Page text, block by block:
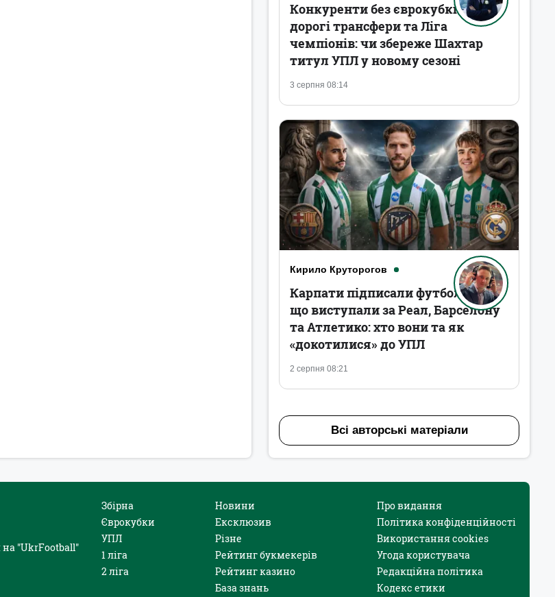
3 серпня 08:14
Конкуренти без єврокубків,
дорогі трансфери та Ліга
чемпіонів: чи збереже Шахтар
титул УПЛ у новому сезоні
Кирило Круторогов
2 серпня 08:21
Карпати підписали футболістів,
що виступали за Реал, Барселону
та Атлетико: хто вони та як
«докотилися» до УПЛ
Всі авторські матеріали
"UkrFootball"
Збірна
Єврокубки
УПЛ
1 ліга
2 ліга
Новини
Ексклюзив
Різне
Рейтинг букмекерів
Рейтинг казино
База знань
Про видання
Політика конфіденційності
Використання cookies
Угода користувача
Редакційна політика
Кодекс етики